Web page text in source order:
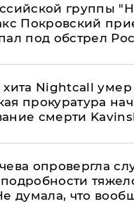
группы
Покровский
под обстрел
хита Nightcall умер
прокуратура
смерти
опровергла
думала, что